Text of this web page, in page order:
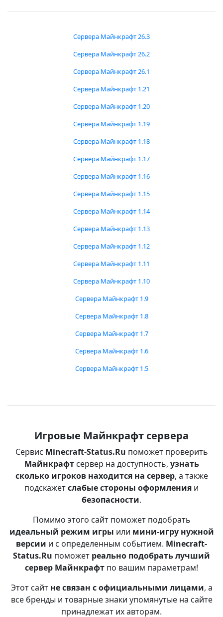
Сервера Майнкрафт 26.3
Сервера Майнкрафт 26.2
Сервера Майнкрафт 26.1
Сервера Майнкрафт 1.21
Сервера Майнкрафт 1.20
Сервера Майнкрафт 1.19
Сервера Майнкрафт 1.18
Сервера Майнкрафт 1.17
Сервера Майнкрафт 1.16
Сервера Майнкрафт 1.15
Сервера Майнкрафт 1.14
Сервера Майнкрафт 1.13
Сервера Майнкрафт 1.12
Сервера Майнкрафт 1.11
Сервера Майнкрафт 1.10
Сервера Майнкрафт 1.9
Сервера Майнкрафт 1.8
Сервера Майнкрафт 1.7
Сервера Майнкрафт 1.6
Сервера Майнкрафт 1.5
Игровые Майнкрафт сервера
Сервис Minecraft-Status.Ru поможет проверить
Майнкрафтсервер на доступность, узнать
сколько игроков находится на сервер, а также
подскажетслабые стороны оформления и
безопасности.
Помимо этого сайт поможет подобрать
идеальный режим игры или мини-игру нужной
версии и с определенным событием. Minecraft-
Status.Ru поможет реально подобрать лучший
сервер Майнкрафт по вашим параметрам!
Этот сайт не связан с официальными лицами, а
все бренды и товарные знаки упомянутые на сайте
принадлежат их авторам.